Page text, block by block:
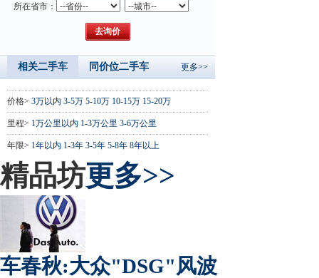
所在省市：
相关二手车 同价位二手车 更多>>
价格> 3万以内 3-5万 5-10万 10-15万 15-20万
里程> 1万公里以内 1-3万公里 3-6万公里
年限> 1年以内 1-3年 3-5年 5-8年 8年以上
精品坊更多>>
车春秋:大众"DSG"风波